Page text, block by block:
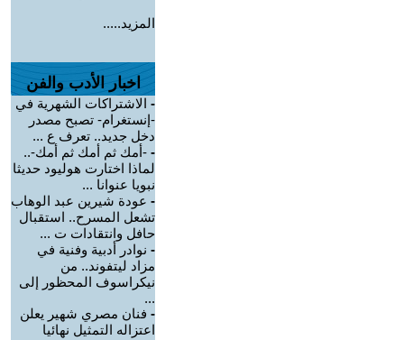
المزيد.....
اخبار الأدب والفن
- الاشتراكات الشهرية في
-إنستغرام- تصبح مصدر
دخل جديد.. تعرف ع ...
- -أمك ثم أمك ثم أمك-..
لماذا اختارت هوليود حديثا
نبويا عنوانا ...
- عودة شيرين عبد الوهاب
تشعل المسرح.. استقبال
حافل وانتقادات ت ...
- نوادر أدبية وفنية في
مزاد ليتفوند.. من
نيكراسوف المحظور إلى
...
- فنان مصري شهير يعلن
اعتزاله التمثيل نهائيا